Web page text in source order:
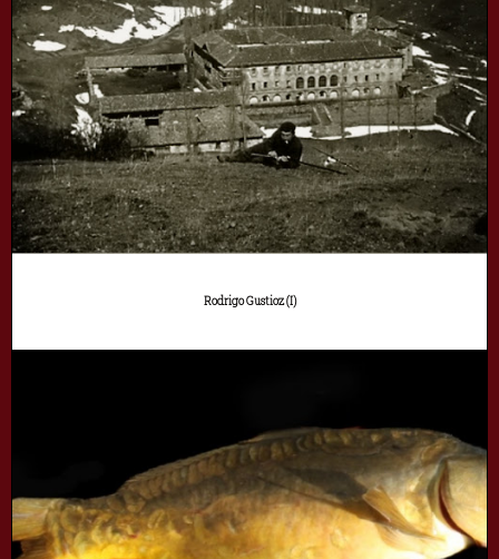
Rodrigo Gustioz (I)